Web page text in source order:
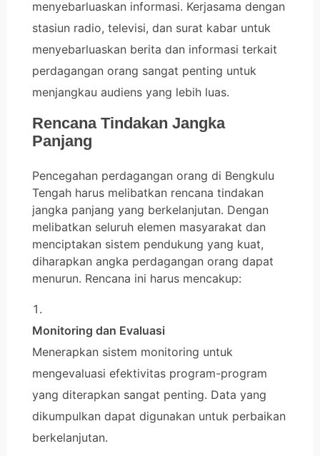
menyebarluaskan informasi. Kerjasama dengan
stasiun radio, televisi, dan surat kabar untuk
menyebarluaskan berita dan informasi terkait
perdagangan orang sangat penting untuk
menjangkau audiens yang lebih luas.
Rencana Tindakan Jangka
Panjang
Pencegahan perdagangan orang di Bengkulu
Tengah harus melibatkan rencana tindakan
jangka panjang yang berkelanjutan. Dengan
melibatkan seluruh elemen masyarakat dan
menciptakan sistem pendukung yang kuat,
diharapkan angka perdagangan orang dapat
menurun. Rencana ini harus mencakup:
Monitoring dan Evaluasi
Menerapkan sistem monitoring untuk
mengevaluasi efektivitas program-program
yang diterapkan sangat penting. Data yang
dikumpulkan dapat digunakan untuk perbaikan
berkelanjutan.